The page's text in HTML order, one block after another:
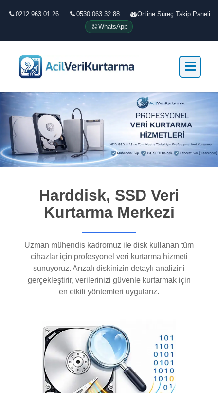
0212 963 01 26 0530 063 32 88
Online Süreç Takip Paneli
WhatsApp
Harddisk, SSD Veri
Kurtarma Merkezi
Uzman mühendis kadromuz ile disk kullanan tüm
cihazlar için profesyonel veri kurtarma hizmeti
sunuyoruz. Arızalı diskinizin detaylı analizini
gerçekleştirir, verilerinizi güvenle kurtarmak için
en etkili yöntemleri uygularız.